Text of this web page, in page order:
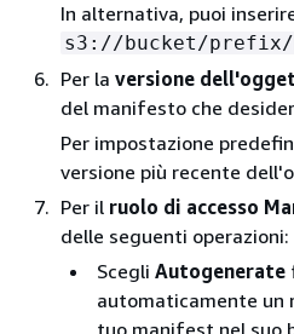
In alternativa, puoi
s3://bucket/prefix/
Per la versione
del manifesto che
Per impostazione
versione più recente
Per il ruolo di accesso
delle seguenti operazioni:
Scegli Autogenerate
automaticamente un